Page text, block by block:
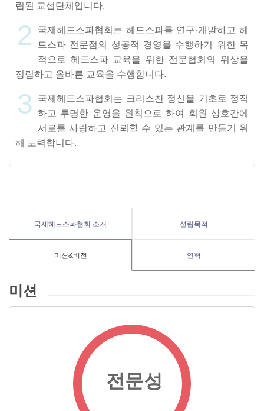
립된 교섭단체입니다.
2
국제헤드스파협회는 헤드스파를 연구·개발하고 헤
드스파 전문점의 성공적 경영을 수행하기 위한 목
적으로 헤드스파 교육을 위한 전문협회의 위상을
정립하고 올바른 교육을 수행합니다.
3
국제헤드스파협회는 크리스찬 정신을 기초로 정직
하고 투명한 운영을 원칙으로 하여 회원 상호간에
서로를 사랑하고 신뢰할 수 있는 관계를 만들기 위
해 노력합니다.
국제헤드스파협회 소개 설립목적
미션&비전 연혁
미션
전문성